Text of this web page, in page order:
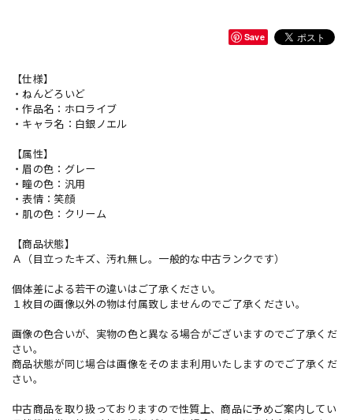
Save
【仕様】
・ねんどろいど
・作品名：ホロライブ
・キャラ名：白銀ノエル
【属性】
・眉の色：グレー
・瞳の色：汎用
・表情：笑顔
・肌の色：クリーム
【商品状態】
Ａ（目立ったキズ、汚れ無し。一般的な中古ランクです）
個体差による若干の違いはご了承ください。
１枚目の画像以外の物は付属致しませんのでご了承ください。
画像の色合いが、実物の色と異なる場合がございますのでご了承くだ
さい。
商品状態が同じ場合は画像をそのまま利用いたしますのでご了承くだ
さい。
中古商品を取り扱っておりますので性質上、商品に予めご案内してい